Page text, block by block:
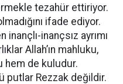
tezahür ettiriyor.
ifade ediyor.
inançlı-inançsız ayrımı
Allah’ın mahluku,
hem de kuludur.
putlar Rezzak değildir.